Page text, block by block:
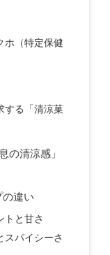
ホ（特定保健
する「清涼菓
の清涼感」
違い
トと甘さ
スパイシーさ